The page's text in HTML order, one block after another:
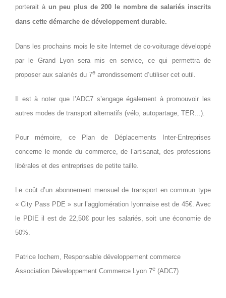
porterait à un peu plus de 200 le nombre de salariés inscrits
dans cette démarche de développement durable.
Dans les prochains mois le site Internet de co-voiturage développé
par le Grand Lyon sera mis en service, ce qui permettra de
proposer aux salariés du 7e arrondissement d’utiliser cet outil.
Il est à noter que l’ADC7 s’engage également à promouvoir les
autres modes de transport alternatifs (vélo, autopartage, TER…).
Pour mémoire, ce Plan de Déplacements Inter-Entreprises
concerne le monde du commerce, de l’artisanat, des professions
libérales et des entreprises de petite taille.
Le coût d’un abonnement mensuel de transport en commun type
« City Pass PDE » sur l’agglomération lyonnaise est de 45€. Avec
le PDIE il est de 22,50€ pour les salariés, soit une économie de
50%.
Patrice Iochem, Responsable développement commerce
Association Développement Commerce Lyon 7e (ADC7)